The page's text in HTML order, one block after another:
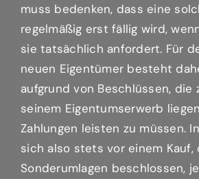
muss bedenken, dass eine
regelmäßig erst fällig wird,
sie tatsächlich anfordert. Für
neuen Eigentümer besteht
aufgrund von Beschlüssen, die
seinem Eigentumserwerb
Zahlungen leisten zu müssen.
sich also stets vor einem Kauf,
Sonderumlagen beschlossen,